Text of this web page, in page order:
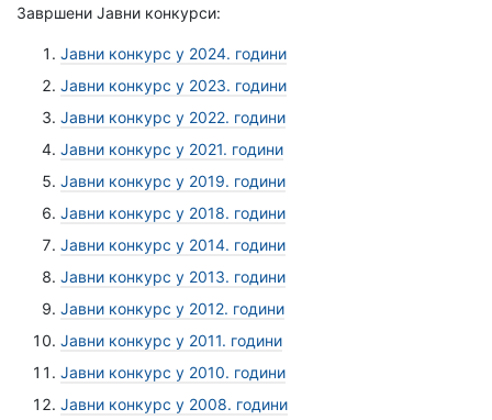
Завршени Јавни конкурси:
Јавни конкурс у 2024. години
Јавни конкурс у 2023. години
Јавни конкурс у 2022. години
Јавни конкурс у 2021. години
Јавни конкурс у 2019. години
Јавни конкурс у 2018. години
Јавни конкурс у 2014. години
Јавни конкурс у 2013. години
Јавни конкурс у 2012. години
Јавни конкурс у 2011. години
Јавни конкурс у 2010. години
Јавни конкурс у 2008. години